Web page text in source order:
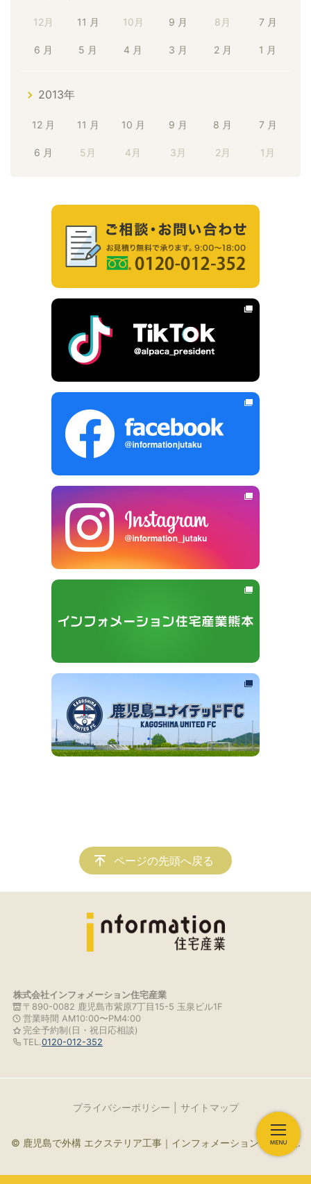
12月 11 月 10月 9 月 8月 7 月
6 月 5 月 4 月 3 月 2 月 1 月
2013年
12 月 11 月 10 月 9 月 8 月 7 月
6 月 5月 4月 3月 2月 1月
ページの先頭へ戻る
株式会社インフォメーション住宅産業
〒890-0082 鹿児島市紫原7丁目15-5 玉泉ビル1F
営業時間 AM10:00〜PM4:00
完全予約制(日・祝日応相談)
TEL.0120-012-352
プライバシーポリシー サイトマップ
© 鹿児島で外構 エクステリア工事｜インフォメーション住宅産業.